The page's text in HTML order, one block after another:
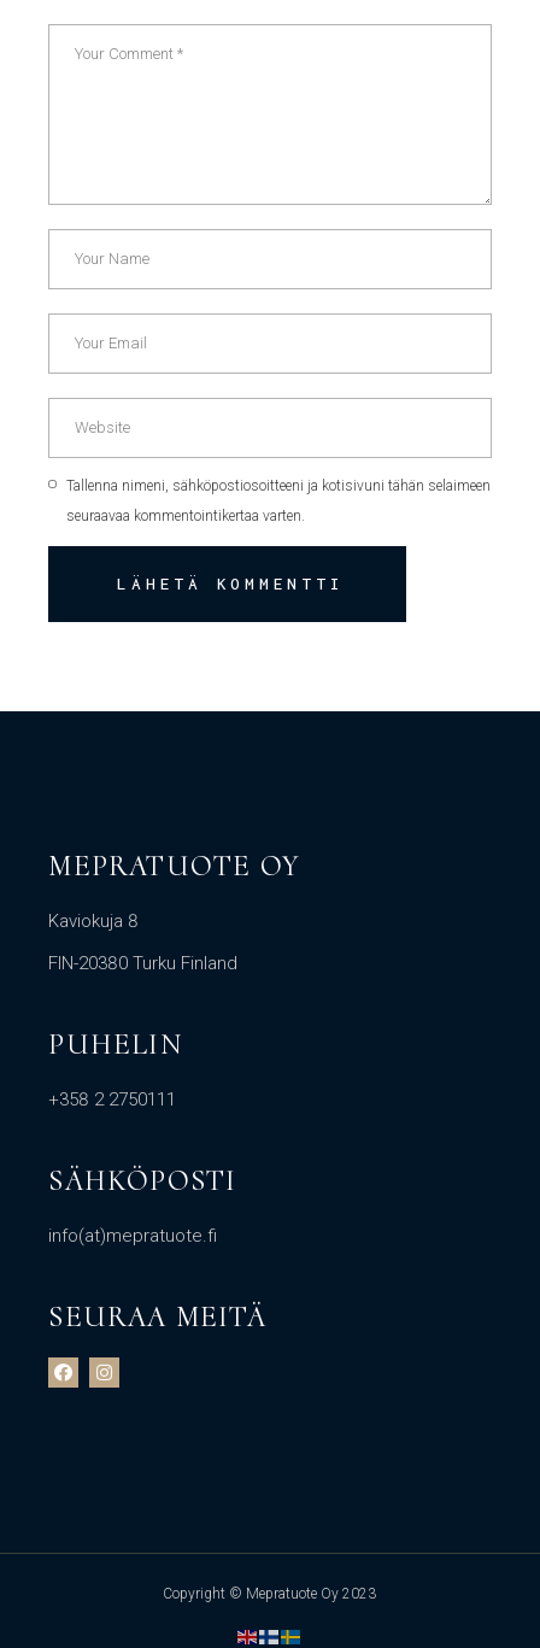
Tallenna nimeni, sähköpostiosoitteeni ja kotisivuni tähän selaimeen
seuraavaa kommentointikertaa varten.
LÄHETÄ KOMMENTTI
MEPRATUOTE OY
Kaviokuja 8
FIN-20380 Turku Finland
PUHELIN
+358 2 2750111
SÄHKÖPOSTI
info(at)mepratuote.fi
SEURAA MEITÄ
Copyright © Mepratuote Oy 2023